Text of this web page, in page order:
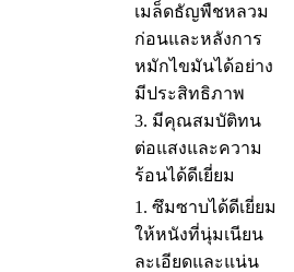
เมล็ดธัญพืชหลวม
ก่อนและหลังการ
หมักไขมันได้อย่าง
มีประสิทธิภาพ
3. มีคุณสมบัติทน
ต่อแสงและความ
ร้อนได้ดีเยี่ยม
1. ซึมซาบได้ดีเยี่ยม
ให้หนังที่นุ่มเนียน
ละเอียดและแน่น